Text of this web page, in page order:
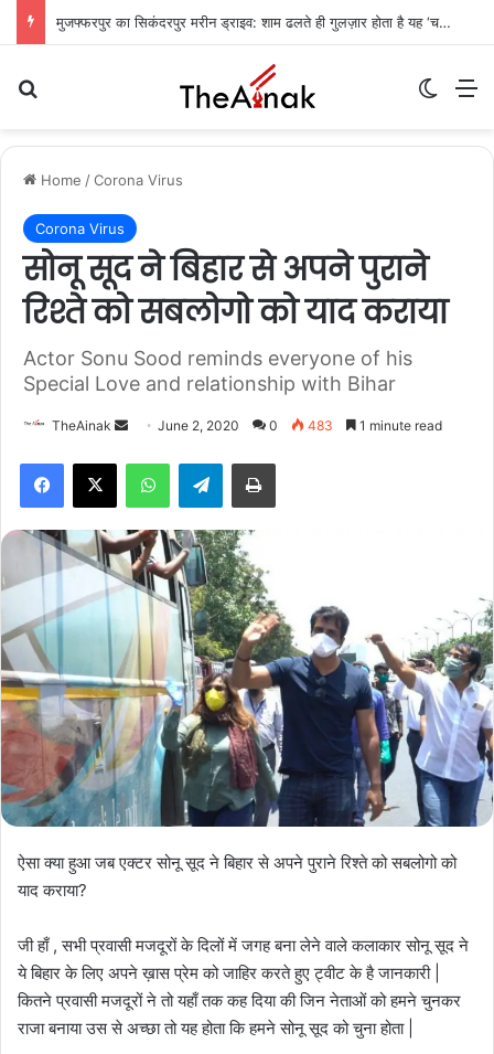
मुजफ्फरपुर का सिकंदरपुर मरीन ड्राइव: शाम ढलते ही गुलज़ार होता है यह ‘चटोरों का अड्डा’
Home /Corona Virus
Corona Virus
सोनू सूद ने बिहार से अपने पुराने
रिश्ते को सबलोगो को याद कराया
Actor Sonu Sood reminds everyone of his
Special Love and relationship with Bihar
TheAinak
Send
email
June 2, 2020 0 483 1 minute read
WhatsAppTelegramPrint
ऐसा क्या हुआ जब एक्टर सोनू सूद ने बिहार से अपने पुराने रिश्ते को सबलोगो को
याद कराया?
जी हाँ , सभी प्रवासी मजदूरों के दिलों में जगह बना लेने वाले कलाकार सोनू सूद ने
ये बिहार के लिए अपने ख़ास प्रेम को जाहिर करते हुए ट्वीट के है जानकारी |
कितने प्रवासी मजदूरों ने तो यहाँ तक कह दिया की जिन नेताओं को हमने चुनकर
राजा बनाया उस से अच्छा तो यह होता कि हमने सोनू सूद को चुना होता |